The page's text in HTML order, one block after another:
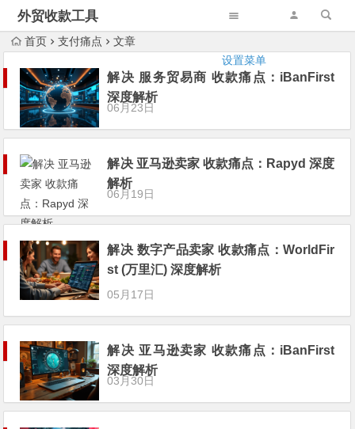
外贸收款工具
设置菜单
首页 支付痛点 文章
解决 服务贸易商 收款痛点：iBanFirst
深度解析
06月23日
解决 亚马逊卖家 收款痛点：Rapyd 深度
解析
06月19日
解决 数字产品卖家 收款痛点：WorldFir
st (万里汇) 深度解析
05月17日
解决 亚马逊卖家 收款痛点：iBanFirst
深度解析
03月30日